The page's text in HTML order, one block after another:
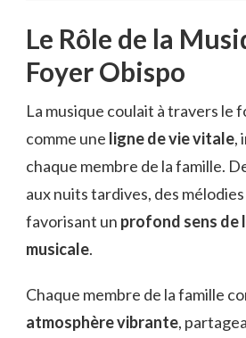
Le Rôle de la
Foyer Obispo
La musique coulait à travers le
comme une ligne de vie vitale,
chaque membre de la famille.
aux nuits tardives, des mélodies
favorisant un profond sens de
musicale.
Chaque membre de la famille
atmosphère vibrante,